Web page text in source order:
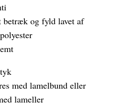
og fyld lavet af
med lamelbund eller
lameller